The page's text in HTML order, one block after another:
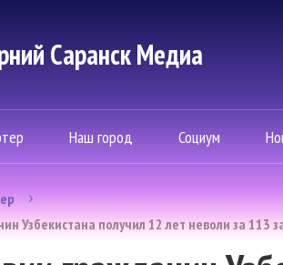
Саранск Mедиа
Наш город Социум
Узбекистана получил 12 лет неволи за 113